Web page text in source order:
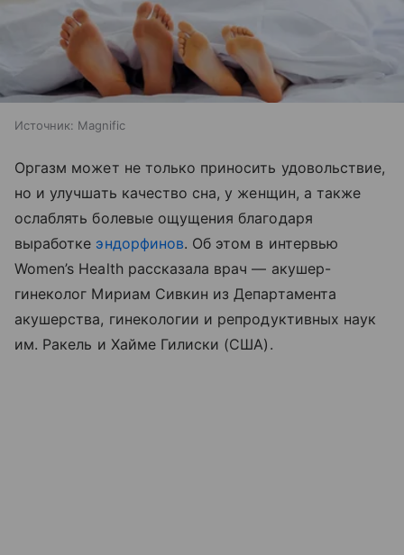
Источник: Magnific
Оргазм может не только приносить удовольствие,
но и улучшать качество сна, у женщин, а также
ослаблять болевые ощущения благодаря
выработке эндорфинов. Об этом в интервью
Women’s Health рассказала врач — акушер-
гинеколог Мириам Сивкин из Департамента
акушерства, гинекологии и репродуктивных наук
им. Ракель и Хайме Гилиски (США).